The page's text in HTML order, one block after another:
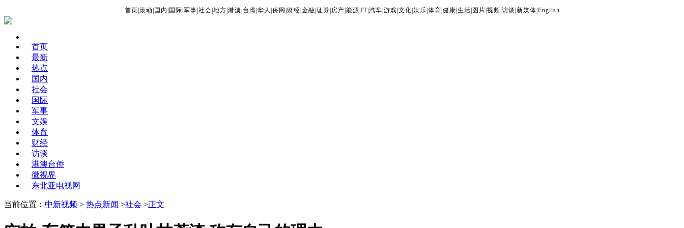
首页 滚动 国内 国际 军事 社会 地方 港澳 台湾 华人 侨网 财经 金融 证券 房产 能源 IT| 汽车 游戏 文化 娱乐 体育 健康 生活 图片 视频 访谈 新媒体 English
首页
最新
热点
国内
社会
国际
军事
文娱
体育
财经
访谈
港澳台侨
微视界
东北亚电视网
当前位置： 中新视频 > 热点新闻 >社会 >正文